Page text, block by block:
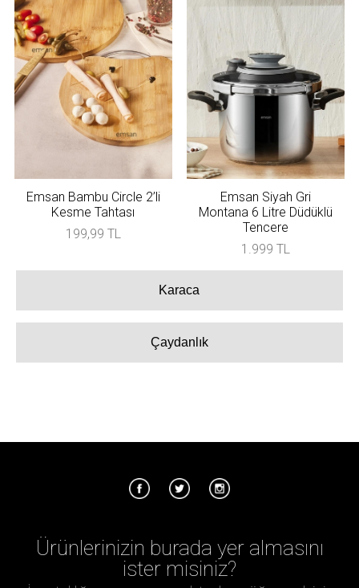
Emsan Bambu Circle 2’li
Kesme Tahtası
199,99 TL
Emsan Siyah Gri
Montana 6 Litre Düdüklü
Tencere
1.999 TL
Karaca
Çaydanlık
Ürünlerinizin burada yer almasını
ister misiniz?